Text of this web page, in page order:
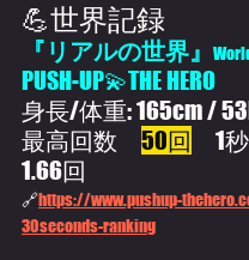
💪世界記録
『リアルの世界』
PUSH-UP💫THE HERO
身長/体重: 165cm /
最高回数 50回 1秒
1.66回
🔗https://www.pushup-
30seconds-ranking